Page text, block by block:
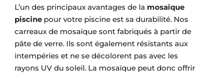
L’un des principaux avantages de la mosaïque
piscinepour votre piscine est sa durabilité. Nos
carreaux de mosaïque sont fabriqués à partir de
pâte de verre. Ils sont également résistants aux
intempéries et ne se décolorent pas avec les
rayons UV du soleil. La mosaïque peut donc offrir